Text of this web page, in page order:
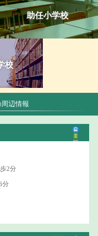
助任小学校
校
辺情報
2分
分